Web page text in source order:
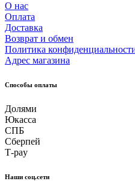
О нас
Оплата
Доставка
Возврат и обмен
Политика
Адрес магазина
Способы оплаты
Долями
Юкасса
СПБ
Сберпей
Т-pay
Наши соц.сети